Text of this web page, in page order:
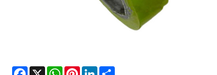
Facebook
X WhatsAppPinterestLinkedIn